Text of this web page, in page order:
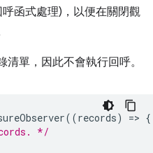
函式處理)，以便在關閉觀
單，因此不會執行回呼。
((records) => {
*/